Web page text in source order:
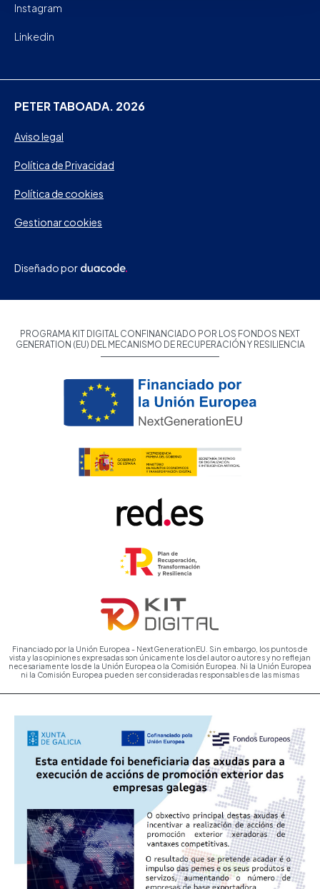
Instagram
Linkedin
PETER TABOADA. 2026
Aviso legal
Política de Privacidad
Política de cookies
Gestionar cookies
Diseñado por
PROGRAMA KIT DIGITAL CONFINANCIADO POR LOS FONDOS NEXT
GENERATION (EU) DEL MECANISMO DE RECUPERACIÓN Y RESILIENCIA
Financiado por la Unión Europea - NextGenerationEU. Sin embargo, los puntos de
vista y las opiniones expresadas son únicamente los del autor o autores y no reflejan
necesariamente los de la Unión Europea o la Comisión Europea. Ni la Unión Europea
ni la Comisión Europea pueden ser consideradas responsables de las mismas